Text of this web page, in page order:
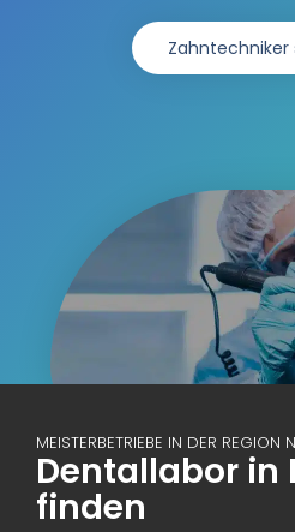
Zahntechniker
MEISTERBETRIEBE IN DER REGION
Dentallabor in
finden